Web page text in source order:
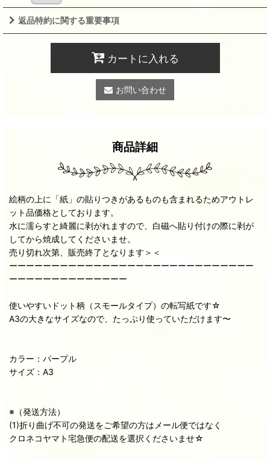
返品特約に関する重要事項
カートに入れる
お問い合わせ
商品詳細
絵柄の上に「紙」の貼りつきがあるものも含まれるためアウトレ
ット品価格としております。
水に濡らすと綺麗に剥がれますので、白磁へ貼り付けの際に剥が
してから焼成してくださいませ。
売り切れ次第、販売終了となります＞＜
ーーーーーーーーーーーーーーーーーーーーーーーーーーーーー
ーーーーーーーーーーーーーー
使いやすいドット柄（スモールタイプ）の転写紙です☆
A3の大きなサイズなので、たっぷり使っていただけます〜
カラー：パープル
サイズ：A3
※（発送方法）
(1)折り曲げ不可の発送をご希望の方はメール便ではなく
クロネコヤマト宅急便の配送を選択くださいませ☆